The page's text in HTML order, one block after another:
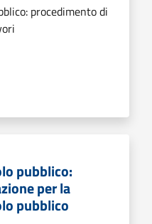
procedimento di
pubblico:
per la
pubblico